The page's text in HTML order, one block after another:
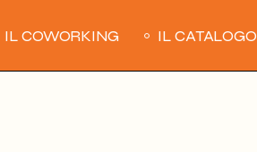
IL COWORKING IL CATALOGO